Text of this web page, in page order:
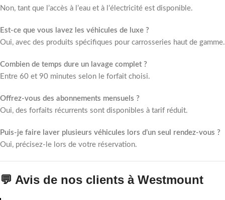
Non, tant que l’accès à l’eau et à l’électricité est disponible.
Est-ce que vous lavez les véhicules de luxe ?
Oui, avec des produits spécifiques pour carrosseries haut de gamme.
Combien de temps dure un lavage complet ?
Entre 60 et 90 minutes selon le forfait choisi.
Offrez-vous des abonnements mensuels ?
Oui, des forfaits récurrents sont disponibles à tarif réduit.
Puis-je faire laver plusieurs véhicules lors d’un seul rendez-vous ?
Oui, précisez-le lors de votre réservation.
💬 Avis de nos clients à Westmount